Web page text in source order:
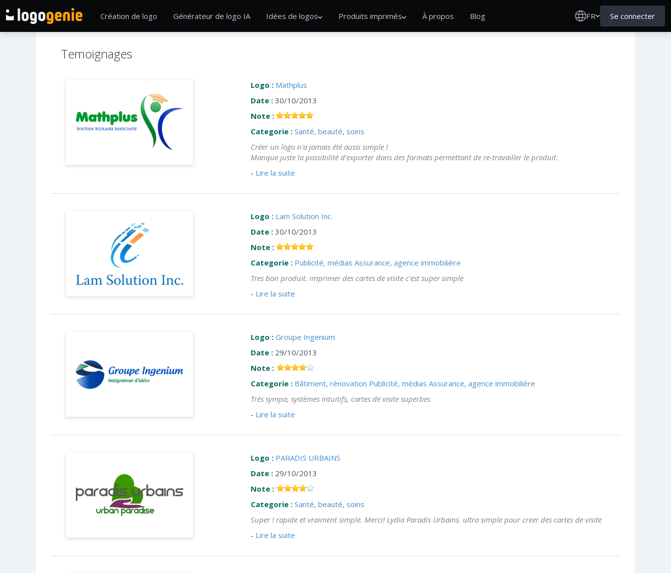
Création de logo Générateur de logo IA Idées de logos Produits imprimés À propos Blog FR Se connecter
Temoignages
Logo : Mathplus
Date : 30/10/2013
Note :
Categorie : Santé, beauté, soins
Créer un logo n'a jamais été aussi simple !
Manque juste la possibilité d'exporter dans des formats permettant de re-travailler le produit.
- Lire la suite
Logo : Lam Solution Inc.
Date : 30/10/2013
Note :
Categorie : Publicité, médias Assurance, agence immobilière
Tres bon produit. imprimer des cartes de visite c'est super simple
- Lire la suite
Logo : Groupe Ingenium
Date : 29/10/2013
Note :
Categorie : Bâtiment, rénovation Publicité, médias Assurance, agence immobilière
Très sympa, systèmes intuitifs, cartes de visite superbes
- Lire la suite
Logo : PARADIS URBAINS
Date : 29/10/2013
Note :
Categorie : Santé, beauté, soins
Super ! rapide et vraiment simple. Merci! Lydia Paradis Urbains. ultra simple pour creer des cartes de visite
- Lire la suite